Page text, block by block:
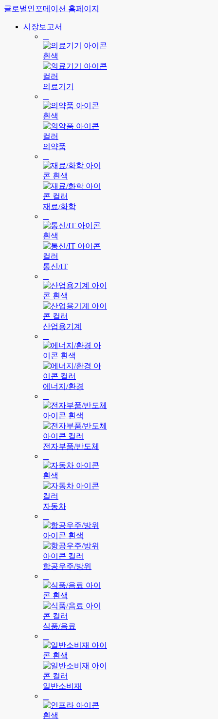
글로벌인포메이션 홈페이지
시장보고서
의료기기
의약품
재료/화학
통신/IT
산업용기계
에너지/환경
전자부품/반도체
자동차
항공우주/방위
식품/음료
일반소비재